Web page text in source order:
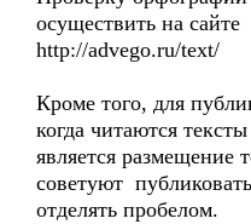
осуществить на сайте
http://advego.ru/text/
Кроме того, для
когда читаются
является размещение
советуют
отделять пробелом.